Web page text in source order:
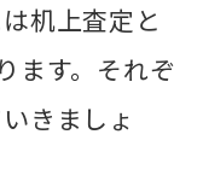
机上査定と
ます。それぞ
きましょ